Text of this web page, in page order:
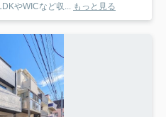
やWICなど収... もっと見る